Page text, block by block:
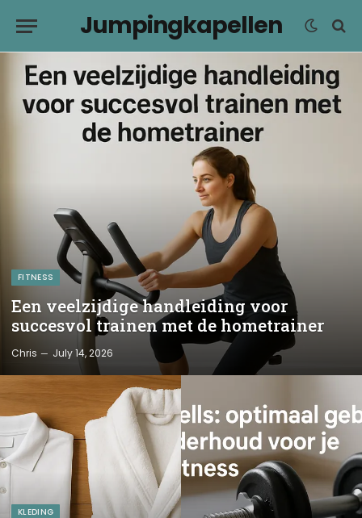
Jumpingkapellen
FITNESS
Een veelzijdige handleiding voor
succesvol trainen met de hometrainer
Chris July 14, 2026
KLEDING